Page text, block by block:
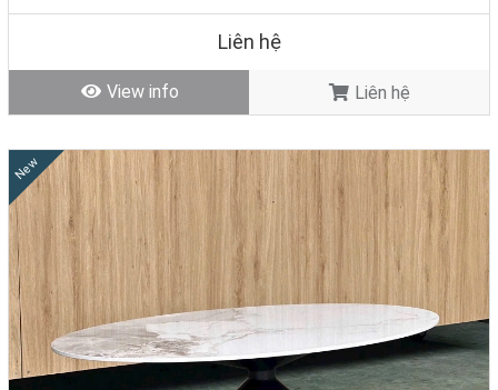
Tình trạng: Hàng mới - Còn hàng
Liên hệ
View info Liên hệ
New